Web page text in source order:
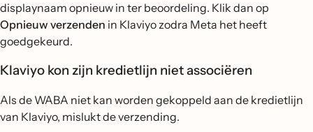
displaynaam opnieuw in ter beoordeling. Klik dan op
Opnieuw verzenden in Klaviyo zodra Meta het heeft
goedgekeurd.
Klaviyo kon zijn kredietlijn niet associëren
Als de WABA niet kan worden gekoppeld aan de kredietlijn
van Klaviyo, mislukt de verzending.